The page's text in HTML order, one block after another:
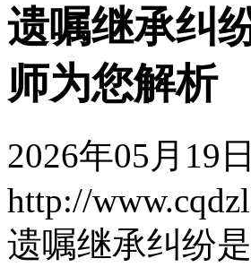
遗嘱继承纠
师为您解析
2026年05月19
http://
遗嘱继承纠纷